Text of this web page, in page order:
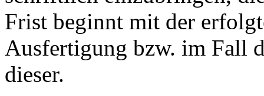
Frist beginnt mit der
Ausfertigung bzw. im Fall
dieser.